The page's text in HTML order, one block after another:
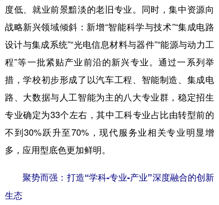
English Español Français عربى
Русский язык 日本語 한국어
Deutsch Português
度低、就业前景黯淡的老旧专业。同时，集中资源向
战略新兴领域倾斜：新增“智能科学与技术”“集成电路
设计与集成系统”“光电信息材料与器件”“能源与动力工
程”等一批紧贴产业前沿的新兴专业。通过一系列举
措，学校初步形成了以汽车工程、智能制造、集成电
路、大数据与人工智能为主的八大专业群，稳定招生
专业确定为33个左右，其中工科专业占比由转型前的
不到30%跃升至70%，现代服务业相关专业明显增
多，应用型底色更加鲜明。
聚势而强：打造“学科-专业-产业”深度融合的创新
生态